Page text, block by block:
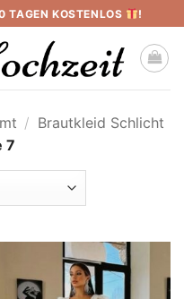
TAGEN KOSTENLOS !
/ Brautkleid Schlicht
7